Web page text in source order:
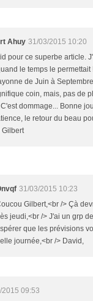
Ahuy 31/03/2015 10:20
pour ce superbe article.
le temps le
de Juin à
coin, mais, pas de
dommage... Bonne
le retour du beau
Gilbert
31/03/2015 10:23
Gilbert,<br /> Çà
jeudi,<br /> J'ai un grp
que les prévisions
journée,<br /> David,
2015 09:53